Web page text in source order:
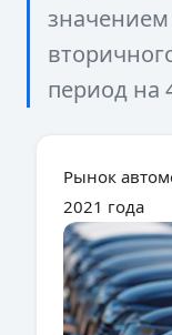
значением
период на
Рынок
2021 года